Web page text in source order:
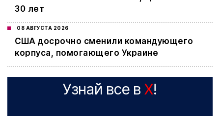
30 лет
08 АВГУСТА 2026
США досрочно сменили командующего
корпуса, помогающего Украине
Узнай все в X!